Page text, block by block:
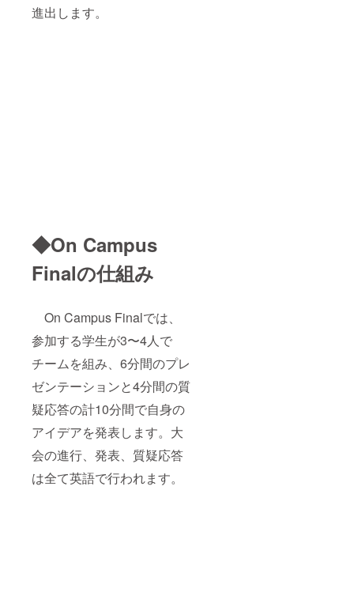
進出します。
◆On Campus
Finalの仕組み
On Campus Finalでは、
参加する学生が3〜4人で
チームを組み、6分間のプレ
ゼンテーションと4分間の質
疑応答の計10分間で自身の
アイデアを発表します。大
会の進行、発表、質疑応答
は全て英語で行われます。